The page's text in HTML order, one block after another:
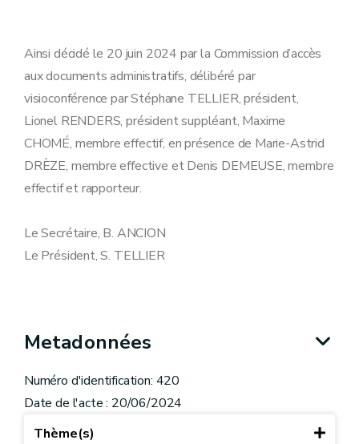
Ainsi décidé le 20 juin 2024 par la Commission d’accès
aux documents administratifs, délibéré par
visioconférence par Stéphane TELLIER, président,
Lionel RENDERS, président suppléant, Maxime
CHOMÉ, membre effectif, en présence de Marie-Astrid
DRÈZE, membre effective et Denis DEMEUSE, membre
effectif et rapporteur.
Le Secrétaire, B. ANCION
Le Président, S. TELLIER
Metadonnées
Numéro d'identification: 420
Date de l'acte : 20/06/2024
Thème(s)